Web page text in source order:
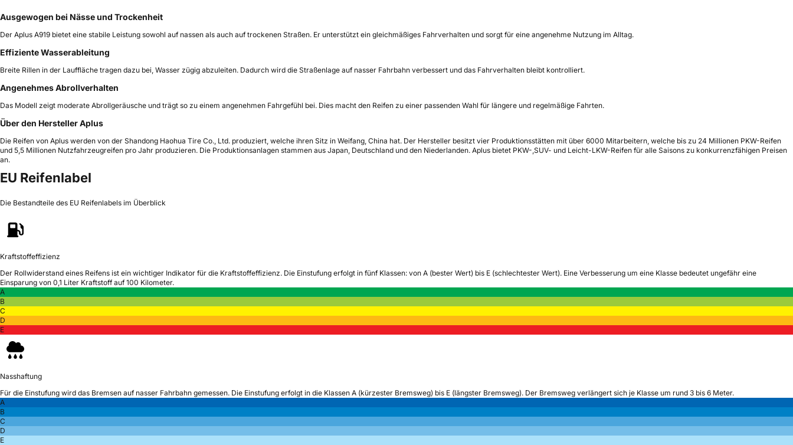
Ausgewogen bei Nässe und Trockenheit
Der Aplus A919 bietet eine stabile Leistung sowohl auf nassen als auch auf trockenen Straßen. Er unterstützt ein gleichmäßiges Fahrverhalten und sorgt für eine angenehme Nutzung im Alltag.
Effiziente Wasserableitung
Breite Rillen in der Lauffläche tragen dazu bei, Wasser zügig abzuleiten. Dadurch wird die Straßenlage auf nasser Fahrbahn verbessert und das Fahrverhalten bleibt kontrolliert.
Angenehmes Abrollverhalten
Das Modell zeigt moderate Abrollgeräusche und trägt so zu einem angenehmen Fahrgefühl bei. Dies macht den Reifen zu einer passenden Wahl für längere und regelmäßige Fahrten.
Über den Hersteller Aplus
Die Reifen von Aplus werden von der Shandong Haohua Tire Co., Ltd. produziert, welche ihren Sitz in Weifang, China hat. Der Hersteller besitzt vier Produktionsstätten mit über 6000 Mitarbeitern, welche bis zu 24 Millionen PKW-Reifen
und 5,5 Millionen Nutzfahrzeugreifen pro Jahr produzieren. Die Produktionsanlagen stammen aus Japan, Deutschland und den Niederlanden. Aplus bietet PKW-,SUV- und Leicht-LKW-Reifen für alle Saisons zu konkurrenzfähigen Preisen
an.
EU Reifenlabel
Die Bestandteile des EU Reifenlabels im Überblick
Kraftstoffeffizienz
Der Rollwiderstand eines Reifens ist ein wichtiger Indikator für die Kraftstoffeffizienz. Die Einstufung erfolgt in fünf Klassen: von A (bester Wert) bis E (schlechtester Wert). Eine Verbesserung um eine Klasse bedeutet ungefähr eine
Einsparung von 0,1 Liter Kraftstoff auf 100 Kilometer.
A
B
C
D
E
Nasshaftung
Für die Einstufung wird das Bremsen auf nasser Fahrbahn gemessen. Die Einstufung erfolgt in die Klassen A (kürzester Bremsweg) bis E (längster Bremsweg). Der Bremsweg verlängert sich je Klasse um rund 3 bis 6 Meter.
A
B
C
D
E